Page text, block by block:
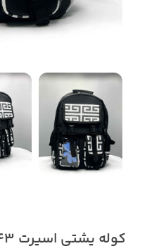
کوله پشتی اسپرت mr90-43